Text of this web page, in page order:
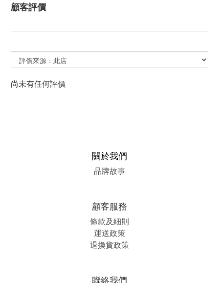
顧客評價
尚未有任何評價
關於我們
品牌故事
顧客服務
條款及細則
運送政策
退換貨政策
聯絡我們